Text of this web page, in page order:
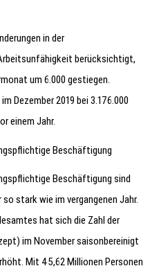
in der
berücksichtigt,
um 6.000 gestiegen.
Dezember 2019 bei 3.176.000
einem Jahr.
Beschäftigung
Beschäftigung sind
stark wie im vergangenen Jahr.
hat sich die Zahl der
im November saisonbereinigt
Mit 45,62 Millionen Personen